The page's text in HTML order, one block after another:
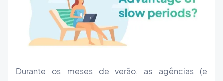
Durante os meses de verão, as agências (e